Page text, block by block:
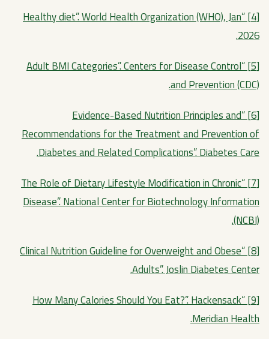
[4] “Healthy diet”. World Health Organization (WHO), Jan
2026.
[5] “Adult BMI Categories”. Centers for Disease Control
and Prevention (CDC).
[6] “Evidence-Based Nutrition Principles and
Recommendations for the Treatment and Prevention of
Diabetes and Related Complications”. Diabetes Care.
[7] “The Role of Dietary Lifestyle Modification in Chronic
Disease”. National Center for Biotechnology Information
(NCBI).
[8] “Clinical Nutrition Guideline for Overweight and Obese
Adults”. Joslin Diabetes Center.
[9] “How Many Calories Should You Eat?”. Hackensack
Meridian Health.